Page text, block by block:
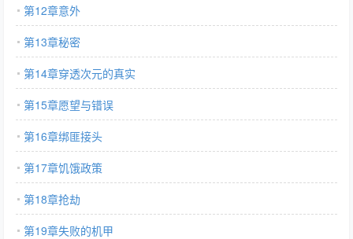
第12章意外
第13章秘密
第14章穿透次元的真实
第15章愿望与错误
第16章绑匪接头
第17章饥饿政策
第18章抢劫
第19章失败的机甲